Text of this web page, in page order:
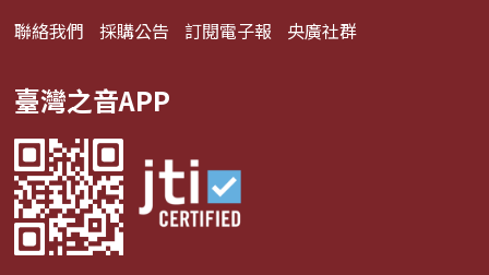
聯絡我們 採購公告 訂閱電子報 央廣社群
臺灣之音APP